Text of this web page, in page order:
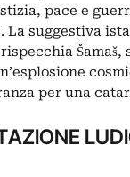
pace e
La suggestiva
Šamaš,
per una